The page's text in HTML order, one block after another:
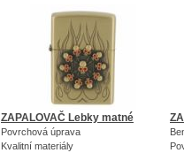
ZAPALOVAČ Lebky matné
Povrchová úprava
Kvalitní materiály